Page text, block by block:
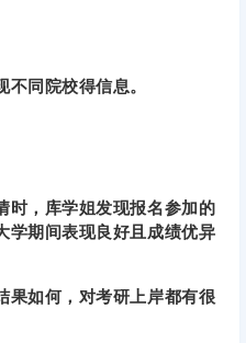
同院校得信息。
时，库学姐发现报名参加的
学期间表现良好且成绩优异
果如何，对考研上岸都有很